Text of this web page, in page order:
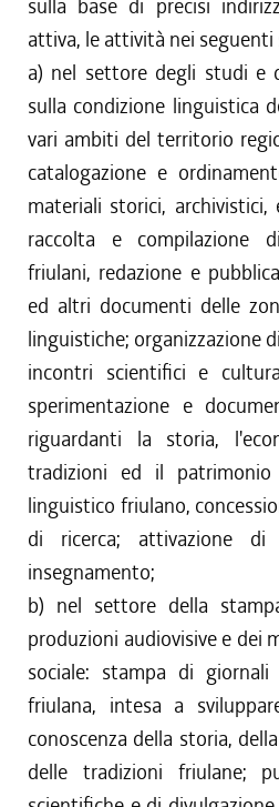
sulla base di precisi
attiva, le attività nei
a) nel settore degli studi e
sulla condizione linguistica
vari ambiti del territorio
catalogazione e
materiali storici, archivistici,
raccolta e compilazione
friulani, redazione e
ed altri documenti delle
linguistiche; organizzazione
incontri scientifici e
sperimentazione e
riguardanti la storia,
tradizioni ed il
linguistico friulano,
di ricerca; attivazione
insegnamento;
b) nel settore della
produzioni audiovisive e dei
sociale: stampa di
friulana, intesa a
conoscenza della storia,
delle tradizioni friulane;